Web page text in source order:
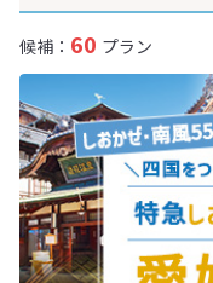
候補： 60 プラン